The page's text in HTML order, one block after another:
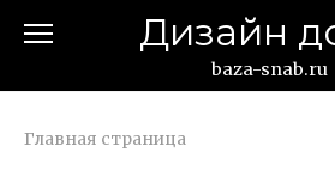
Дизайн
baza-snab.ru
Главная страница